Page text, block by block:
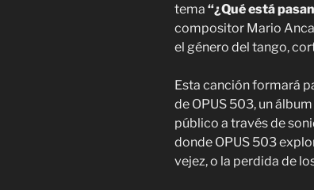
tema “¿Qué está
compositor Mario
el género del tango,
Esta canción formará
de OPUS 503, un
público a través de
donde OPUS 503
vejez, o la perdida de